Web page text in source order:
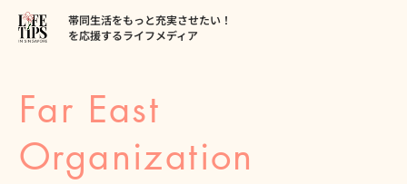
帯同生活をもっと充実させたい！
を応援するライフメディア
Far East
Organization